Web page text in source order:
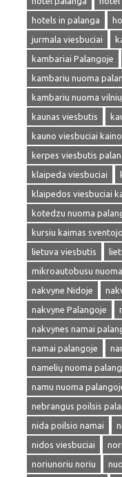
hotels in palanga
jurmala viesbuciai
kambariai Palangoje
kambariu nuoma
kambariu nuoma
kaunas viesbutis
kauno viesbuciai
kerpes viesbutis
klaipeda viesbuciai
klaipedos viesbuciai
kotedzu nuoma
kursiu kaimas
lietuva viesbutis
mikroautobusu nuoma
nakvyne Nidoje
nakvyne Palangoje
nakvynes namai
namai palangoje
namelių nuoma
namu nuoma
nebrangus poilsis
nida poilsio namai
nidos viesbuciai
noriunoriu noriu